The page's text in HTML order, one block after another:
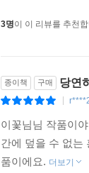
3명이 이 리뷰를 추천
종이책 구매 당연
이꽃님님 작품이
간에 덮을 수 없는
품이에요. 더보기